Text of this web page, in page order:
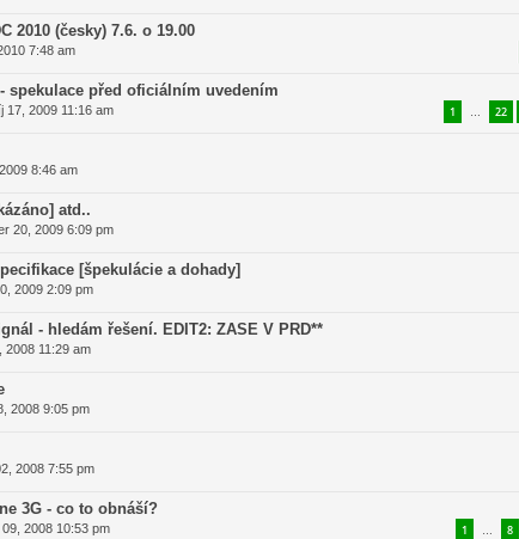
2010 (česky) 7.6. o 19.00
7:48 am
- spekulace před oficiálním uvedením
17, 2009 11:16 am 1 … 22
8:46 am
atd..
20, 2009 6:09 pm
[špekulácie a dohady]
2009 2:09 pm
- hledám řešení. EDIT2: ZASE V PRD**
2008 11:29 am
2008 9:05 pm
2008 7:55 pm
3G - co to obnáší?
2008 10:53 pm 1 … 8